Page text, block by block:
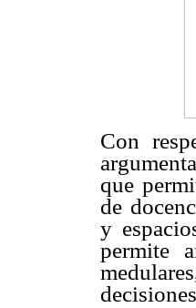
Con
que
de
y
permite